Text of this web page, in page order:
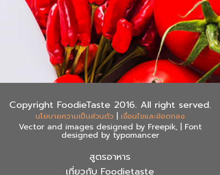
Copyright FoodieTaste 2016. All right served.
นโยบายความเป็นส่วนตัว | เงื่อนไขและข้อตกลง
Vector and images designed by Freepik, | Font
designed by typomancer
สูตรอาหาร
เกี่ยวกับ Foodietaste